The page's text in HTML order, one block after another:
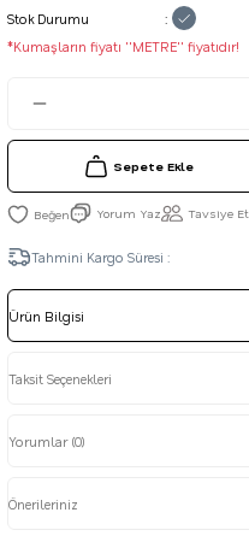
Stok Durumu
*Kumaşların fiyatı ''METRE'' fiyatıdır!
Sepete Ekle
Yorum Yaz Tavsiye Et
Tahmini Kargo Süresi :
Ürün Bilgisi
Taksit Seçenekleri
Yorumlar (0)
Önerileriniz